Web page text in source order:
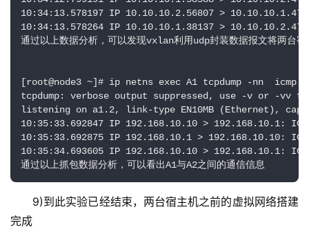
10:34:13.578197 IP 10.10.10.2.56807 >
10:34:13.578264 IP 10.10.10.1.38137 >
通过以上数据分析，可以发现vxlan利用udp封装数据报文将两台宿
[root@node3 ~]# ip netns exec A1 tcpdump -nn  icmp
tcpdump: verbose output suppressed, use -v or -vv
listening on a1.2, link-type EN10MB (Ethernet),
10:35:33.692847 IP 192.168.10.10 > 192.168.10.1:
10:35:33.692875 IP 192.168.10.1 > 192.168.10.10:
10:35:34.693605 IP 192.168.10.10 > 192.168.10.1:
通过以上抓包数据分析，可以看出A1与A2之间的通信信息
9)到此实验已经结束，两台宿主机之前的虚拟网络搭建
完成